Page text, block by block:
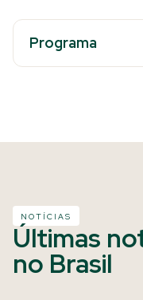
Programa
NOTÍCIAS
Últimas
no Brasil